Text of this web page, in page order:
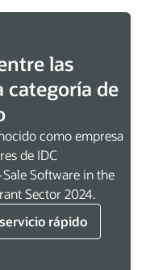
las
categoría de
como empresa
de IDC
Software in the
Sector 2024.
rápido